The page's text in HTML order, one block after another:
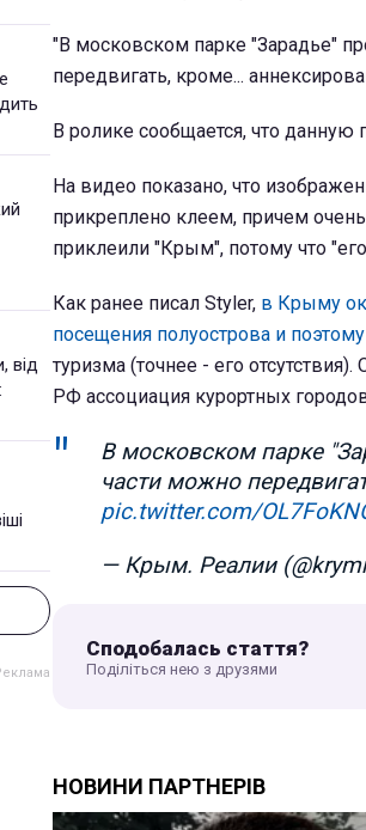
від
"В московском парке "Зарадье"
передвигать, кроме...
В ролике сообщается, что данную
На видео показано, что
прикреплено клеем, причем
приклеили "Крым", потому что
Как ранее писал Styler, в Крыму
посещения полуострова и
туризма (точнее - его
РФ ассоциация курортных
В московском парке
части можно
pic.twitter.com/
— Крым. Реалии
Сподобалась стаття?
Поділіться нею з друзями